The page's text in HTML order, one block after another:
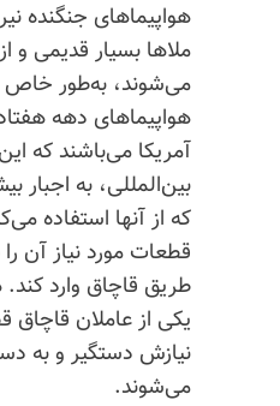
هواپیماهای جنگنده
ملاها بسیار قدیمی
هواپیماهای دهه
آمریکا می‌باشند که
که از آنها استفاده
قطعات مورد نیاز آن
طریق قاچاق وارد
یکی از عاملان
نیازش دستگیر و به
می‌شوند.